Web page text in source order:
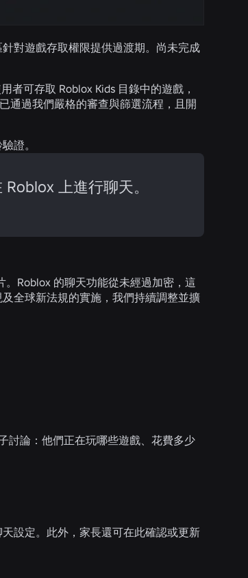
對遊戲存取權限提供過渡期。尚未完成
者可存取 Roblox Kids 目錄中的遊戲，
通過我們嚴格的審查與篩選流程，且開
證。
上進行聊天。
Roblox 的聊天功能從未經過加密，這
全球新法規的實施，我們持續調整並擴
討論：他們正在玩哪些遊戲、花費多少
設定。此外，家長還可在此確認或更新